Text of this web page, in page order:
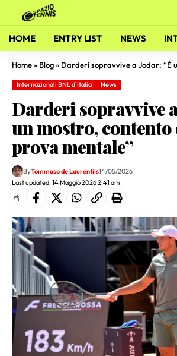
HOME ENTRY LIST NEWS
Home» Blog» Darderi sopravvive a Jodar: “È un mostro,
Internazionali BNL d'Italia News
Darderi sopravvive
un mostro,
prova mentale”
Last updated: 14 Maggio 2026 2:41 am
ByTommaso de Laurentiis14/05/2026